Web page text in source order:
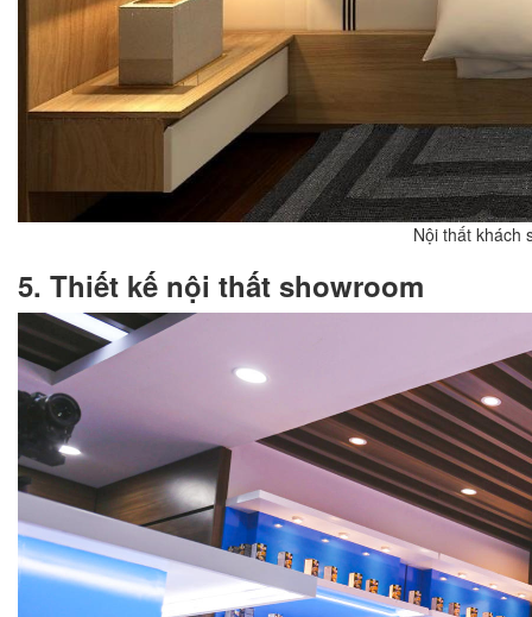
Nội thất khách
5. Thiết kế nội thất showroom